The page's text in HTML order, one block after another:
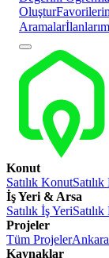
Oluştur
Aramalarİlanlarım
Konut
Satılık Konut
İş Yeri & Arsa
Satılık İş Yeri
Projeler
Tüm Projeler
Kaynaklar